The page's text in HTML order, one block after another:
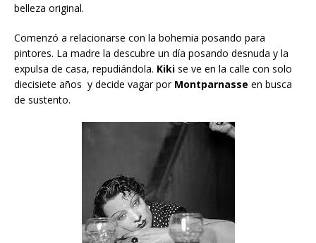
belleza original.
Comenzó a relacionarse con la bohemia posando para
pintores. La madre la descubre un día posando desnuda y la
expulsa de casa, repudiándola. Kiki se ve en la calle con solo
diecisiete años y decide vagar por Montparnasse en busca
de sustento.